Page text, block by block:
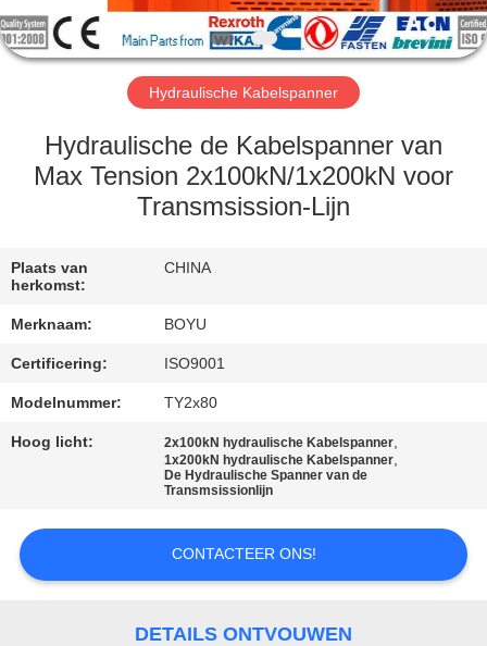
FABRIEKSREIS
KWALITEITSCONTROLE
CONTACTEER
VERZOEK
OM EEN
CITAAT
PRIVACY
Hydraulische Kabelspanner
Hydraulische de Kabelspanner van
Max Tension 2x100kN/1x200kN voor
Transmsission-Lijn
Plaats van
herkomst:
CHINA
Merknaam: BOYU
Certificering: ISO9001
Modelnummer: TY2x80
Hoog licht: 2x100kN hydraulische Kabelspanner,
1x200kN hydraulische Kabelspanner,
De Hydraulische Spanner van de
Transmsissionlijn
CONTACTEER ONS!
DETAILS ONTVOUWEN